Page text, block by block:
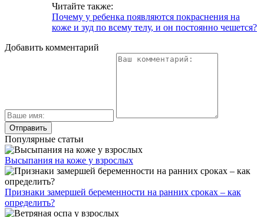
Читайте также:
Почему у ребенка появляются покраснения на
коже и зуд по всему телу, и он постоянно чешется?
Добавить комментарий
Популярные статьи
Высыпания на коже у взрослых
Признаки замершей беременности на ранних сроках – как
определить?